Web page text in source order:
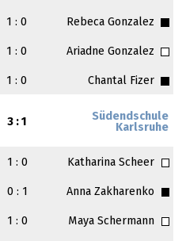
1 : 0 Rebeca Gonzalez
1 : 0 Ariadne Gonzalez
1 : 0 Chantal Fizer
3 : 1
Südendschule
Karlsruhe
1 : 0 Katharina Scheer
0 : 1 Anna Zakharenko
1 : 0 Maya Schermann